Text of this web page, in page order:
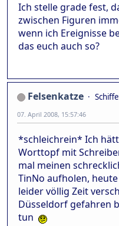
Ich stelle grade fest,
zwischen Figuren
wenn ich Ereignisse
das euch auch so?
Felsenkatze
07. April 2008, 15:57:46
*schleichrein* Ich
Worttopf mit
mal meinen
TinNo aufholen,
leider völlig Zeit
Düsseldorf gefahren
tun